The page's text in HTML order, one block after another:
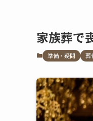
家族葬で
準備・疑問 葬